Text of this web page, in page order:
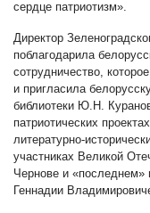
сердце патриотизм».
Директор
поблагодарила
сотрудничество,
и пригласила
библиотеки Ю.Н.
патриотических
литературно-
участниках Великой
Чернове и «последнем»
Геннадии